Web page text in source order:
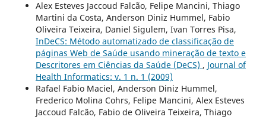
Alex Esteves Jaccoud Falcão, Felipe Mancini, Thiago
Martini da Costa, Anderson Diniz Hummel, Fabio
Oliveira Teixeira, Daniel Sigulem, Ivan Torres Pisa,
InDeCS: Método automatizado de classificação de
páginas Web de Saúde usando mineração de texto e
Descritores em Ciências da Saúde (DeCS) , Journal of
Health Informatics: v. 1 n. 1 (2009)
Rafael Fabio Maciel, Anderson Diniz Hummel,
Frederico Molina Cohrs, Felipe Mancini, Alex Esteves
Jaccoud Falcão, Fabio de Oliveira Teixeira, Thiago